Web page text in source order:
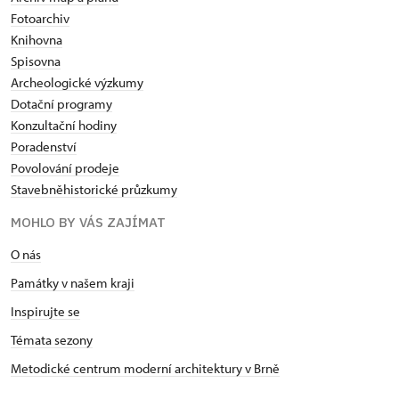
Fotoarchiv
Knihovna
Spisovna
Archeologické výzkumy
Dotační programy
Konzultační hodiny
Poradenství
Povolování prodeje
Stavebněhistorické průzkumy
MOHLO BY VÁS ZAJÍMAT
O nás
Památky v našem kraji
Inspirujte se
Témata sezony
Metodické centrum moderní architektury v Brně